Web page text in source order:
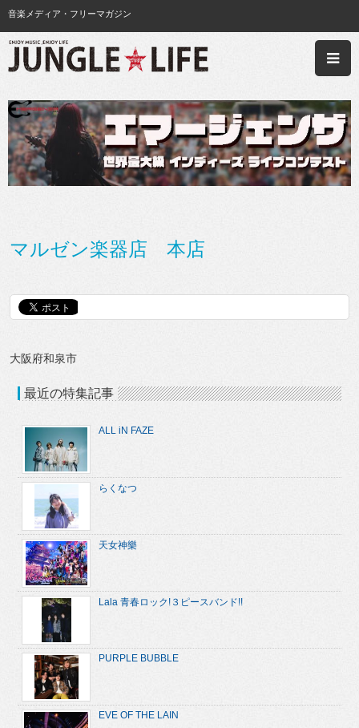
音楽メディア・フリーマガジン
マルゼン楽器店 本店
大阪府和泉市
最近の特集記事
ALL iN FAZE
らくなつ
天女神樂
Lala 青春ロック!３ピースバンド!!
PURPLE BUBBLE
EVE OF THE LAIN